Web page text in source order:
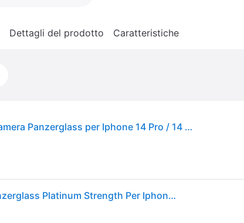
Dettagli del prodotto Caratteristiche
Protezione della fotocamera Panzerglass per Iphone 14 Pro / 14 Pro Max
Vetro Per Fotocamera Panzerglass Platinum Strength Per Iphone 14 Pro